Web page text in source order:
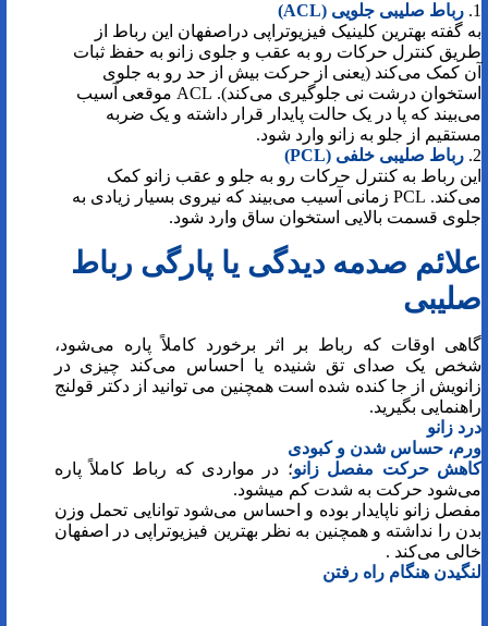
1. رباط صلیبی جلویی (ACL)
به گفته بهترین کلینیک فیزیوتراپی دراصفهان این رباط از
طریق کنترل حرکات رو به عقب و جلوی زانو به حفظ ثبات
آن کمک می‌کند (یعنی از حرکت بیش از حد رو به جلوی
استخوان درشت نی جلوگیری می‌کند). ACL موقعی آسیب
می‌بیند که پا در یک حالت پایدار قرار داشته و یک ضربه
مستقیم از جلو به زانو وارد شود.
2. رباط صلیبی خلفی (PCL)
این رباط به کنترل حرکات رو به جلو و عقب زانو کمک
می‌کند. PCL زمانی آسیب می‌بیند که نیروی بسیار زیادی به
جلوی قسمت بالایی استخوان ساق وارد شود.
علائم صدمه دیدگی یا پارگی رباط
صلیبی
گاهی اوقات که رباط بر اثر برخورد کاملاً پاره می‌شود،
شخص یک صدای تق شنیده یا احساس می‌کند چیزی در
زانویش از جا کنده شده است همچنین می توانید از دکتر قولنج
راهنمایی بگیرید.
درد زانو
ورم، حساس شدن و کبودی
کاهش حرکت مفصل زانو؛ در مواردی که رباط کاملاً پاره
می‌شود حرکت به شدت کم میشود.
مفصل زانو ناپایدار بوده و احساس می‌شود توانایی تحمل وزن
بدن را نداشته و همچنین به نظر بهترین فیزیوتراپی در اصفهان
خالی می‌کند .
لنگیدن هنگام راه رفتن